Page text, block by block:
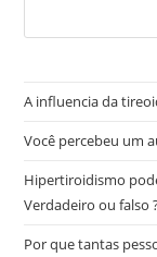
A influencia da
Você percebeu um
Hipertiroidismo
Verdadeiro ou falso
Por que tantas